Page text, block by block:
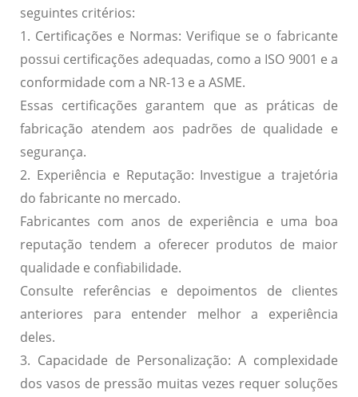
seguintes critérios:
1. Certificações e Normas: Verifique se o fabricante
possui certificações adequadas, como a ISO 9001 e a
conformidade com a NR-13 e a ASME.
Essas certificações garantem que as práticas de
fabricação atendem aos padrões de qualidade e
segurança.
2. Experiência e Reputação: Investigue a trajetória
do fabricante no mercado.
Fabricantes com anos de experiência e uma boa
reputação tendem a oferecer produtos de maior
qualidade e confiabilidade.
Consulte referências e depoimentos de clientes
anteriores para entender melhor a experiência
deles.
3. Capacidade de Personalização: A complexidade
dos vasos de pressão muitas vezes requer soluções